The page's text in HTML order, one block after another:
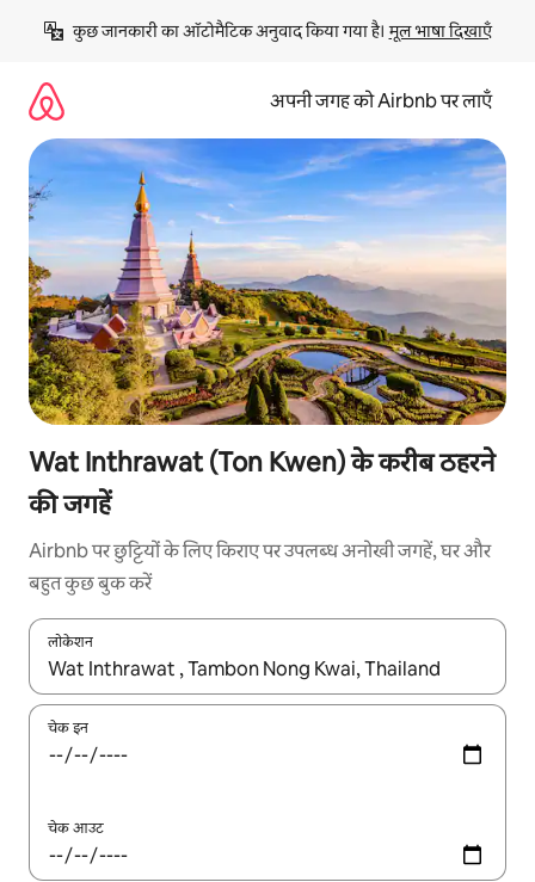
छोड़कर
कॉन्टेंट
कुछ जानकारी का ऑटोमैटिक अनुवाद किया गया है। मूल भाषा दिखाएँ
अपनी जगह को Airbnb पर लाएँ
Wat Inthrawat (Ton Kwen) के करीब ठहरने
की जगहें
Airbnb पर छुट्टियों के लिए किराए पर उपलब्ध अनोखी जगहें, घर और
बहुत कुछ बुक करें
लोकेशन
नतीजों के उपलब्ध होने पर, अप और डाउन 'ऐरो की' का इस्तेमाल करके नेविगेट
चेक इन
चेक आउट